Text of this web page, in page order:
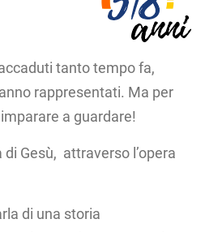
tanto tempo fa,
rappresentati.​ Ma per
a guardare!​
Gesù, attraverso l’opera
di una storia